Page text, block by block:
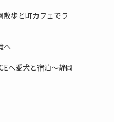
散歩と町カフェでラ
へ
へ愛犬と宿泊〜静岡